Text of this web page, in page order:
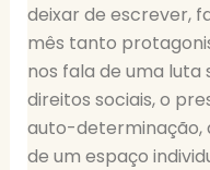
deixar de escrever,
mês tanto
nos fala de uma luta
direitos sociais, o
auto-determinação,
de um espaço